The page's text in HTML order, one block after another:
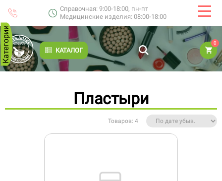
Справочная: 9:00-18:00, пн-пт
Медицинские изделия: 08:00-18:00
КАТАЛОГ
0
Категории
Пластыри
Товаров: 4